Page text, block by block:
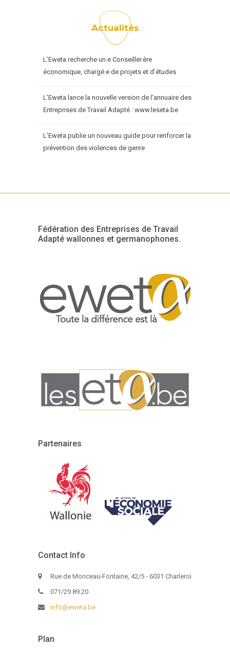
Actualités
L’Eweta recherche un.e Conseiller.ère
économique, chargé.e de projets et d’études
L’Eweta lance la nouvelle version de l’annuaire des
Entreprises de Travail Adapté : www.leseta.be
L’Eweta publie un nouveau guide pour renforcer la
prévention des violences de genre
Fédération des Entreprises de Travail
Adapté wallonnes et germanophones.
Partenaires
Contact Info
Rue de Monceau-Fontaine, 42/5 - 6031 Charleroi
071/29.89.20
info@eweta.be
Plan